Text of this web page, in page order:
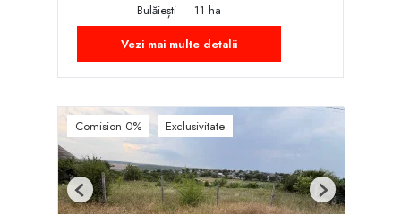
Bulăiești
11 ha
Vezi mai multe detalii
Comision 0% Exclusivitate
Previous Next